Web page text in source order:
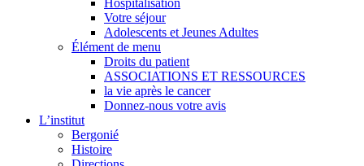
Hospitalisation
Votre séjour
Adolescents et Jeunes Adultes
Élément de menu
Droits du patient
ASSOCIATIONS ET RESSOURCES
la vie après le cancer
Donnez-nous votre avis
L’institut
Bergonié
Histoire